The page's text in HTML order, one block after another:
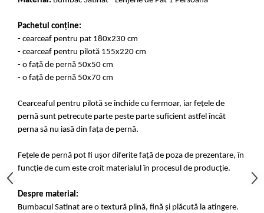
Pachetul conține:
- cearceaf pentru pat 180x230 cm
- cearceaf pentru pilotă 155x220 cm
- o față de pernă 50x50 cm
- o față de pernă 50x70 cm
Cearceaful pentru pilotă se închide cu fermoar, iar fețele de
pernă sunt petrecute parte peste parte suficient astfel încât
perna să nu iasă din fața de pernă.
Fețele de pernă pot fi ușor diferite față de poza de prezentare, în
funcție de cum este croit materialul în procesul de producție.
Despre material:
Bumbacul Satinat are o textură plină, fină și plăcută la atingere.